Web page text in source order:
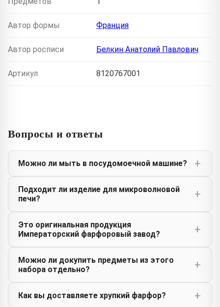
Автор формы Франция
Автор росписи Белкин Анатолий Павлович
Артикул 8120767001
Вопросы и ответы
Можно ли мыть в посудомоечной машине?
Подходит ли изделие для микроволновой
печи?
Это оригинальная продукция
Императорский фарфоровый завод?
Можно ли докупить предметы из этого
набора отдельно?
Как вы доставляете хрупкий фарфор?